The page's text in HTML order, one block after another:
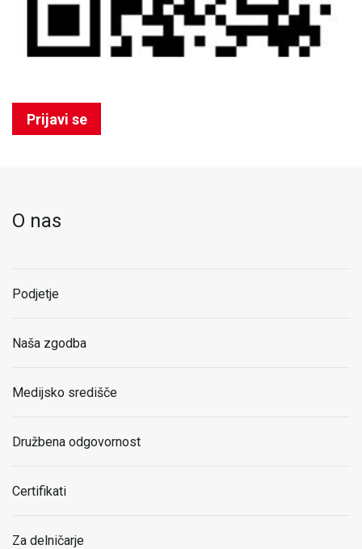
Prijavi se
O nas
Podjetje
Naša zgodba
Medijsko središče
Družbena odgovornost
Certifikati
Za delničarje